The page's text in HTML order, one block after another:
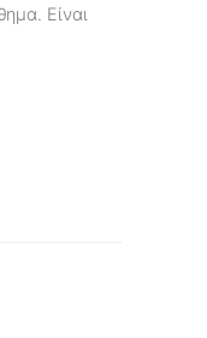
Είναι